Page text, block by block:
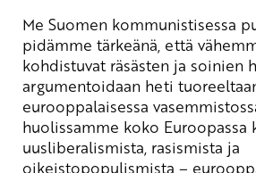
Me Suomen kommunistisessa
pidämme tärkeänä, että
kohdistuvat räsästen ja soinien
argumentoidaan heti
eurooppalaisessa
huolissamme koko Euroopassa
uusliberalismista, rasismista ja
oikeistopopulismista –